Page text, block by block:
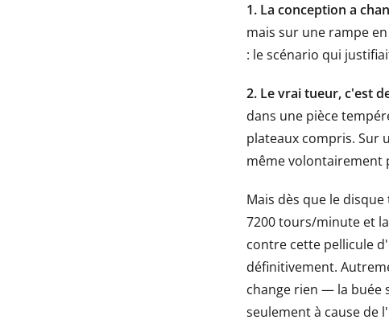
1. La conception a
mais sur une rampe
: le scénario qui
2. Le vrai tueur, c'est
dans une pièce
plateaux compris. Sur
même volontairement
Mais dès que le
7200 tours/minute et
contre cette pellicule
définitivement.
change rien — la buée
seulement à cause de